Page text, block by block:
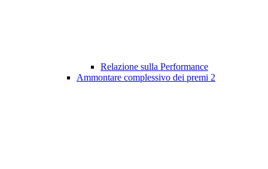
Relazione sulla Performance
Ammontare complessivo dei premi 2